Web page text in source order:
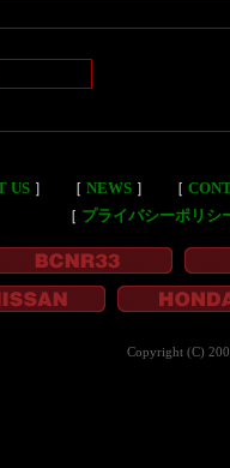
US］ ［ NEWS］ ［
［ プライバシーポリシ
Copyright (C)